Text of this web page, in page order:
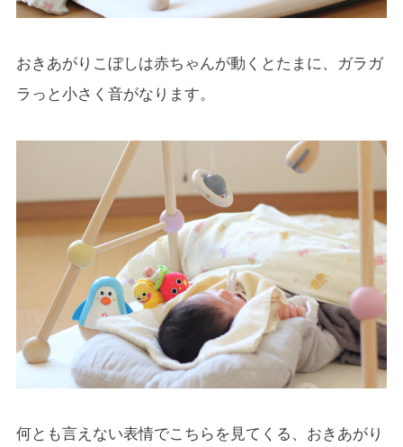
おきあがりこぼしは赤ちゃんが動くとたまに、ガラガ
ラっと小さく音がなります。
何とも言えない表情でこちらを見てくる、おきあがり